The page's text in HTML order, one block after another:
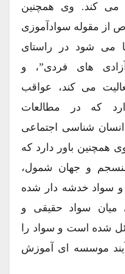
می کند. وی همچنین
مقوله سوادآموزی
می شود در راستای
های فردی”، و
می کند، عواقب
که در مطالعات
شناسی اجتماعی
باور دارد که
و جهان شمول،
سواد خدشه دار شده
سواد حقیقی و
شده است و سواد را
موسسه ای آموزش